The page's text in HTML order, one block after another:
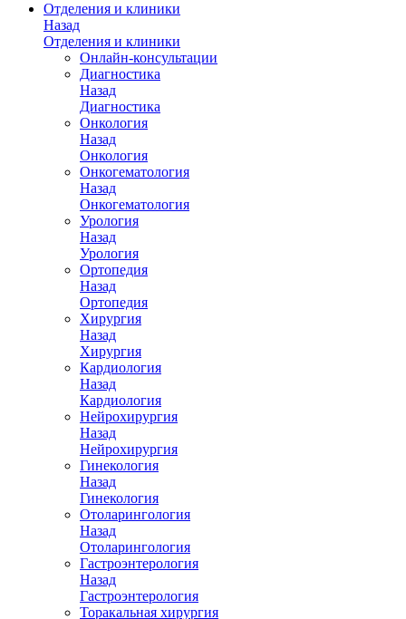
Отделения и клиники
Назад
Отделения и клиники
Онлайн-консультации
Диагностика
Назад
Диагностика
Онкология
Назад
Онкология
Онкогематология
Назад
Онкогематология
Урология
Назад
Урология
Ортопедия
Назад
Ортопедия
Хирургия
Назад
Хирургия
Кардиология
Назад
Кардиология
Нейрохирургия
Назад
Нейрохирургия
Гинекология
Назад
Гинекология
Отоларингология
Назад
Отоларингология
Гастроэнтерология
Назад
Гастроэнтерология
Торакальная хирургия